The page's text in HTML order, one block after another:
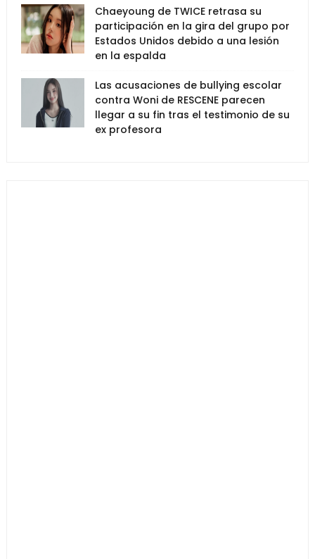
Chaeyoung de TWICE retrasa su
participación en la gira del grupo por
Estados Unidos debido a una lesión
en la espalda
Las acusaciones de bullying escolar
contra Woni de RESCENE parecen
llegar a su fin tras el testimonio de su
ex profesora